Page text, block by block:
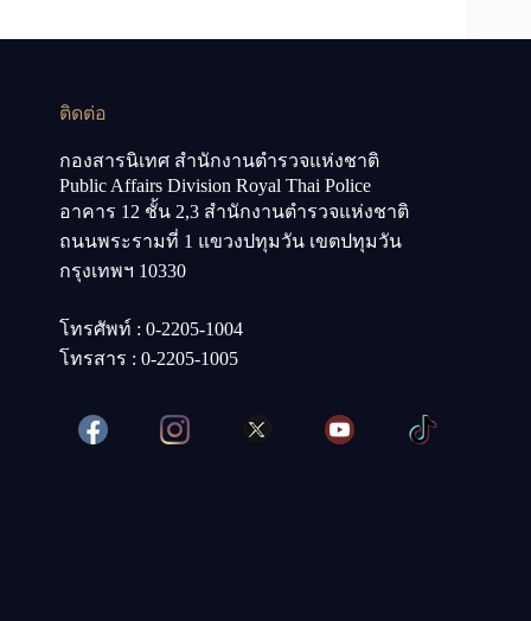
ติดต่อ
กองสารนิเทศ สำนักงานตำรวจแห่งชาติ
Public Affairs Division Royal Thai Police
อาคาร 12 ชั้น 2,3 สำนักงานตำรวจแห่งชาติ
ถนนพระรามที่ 1 แขวงปทุมวัน เขตปทุมวัน
กรุงเทพฯ 10330
โทรศัพท์ : 0-2205-1004
โทรสาร : 0-2205-1005